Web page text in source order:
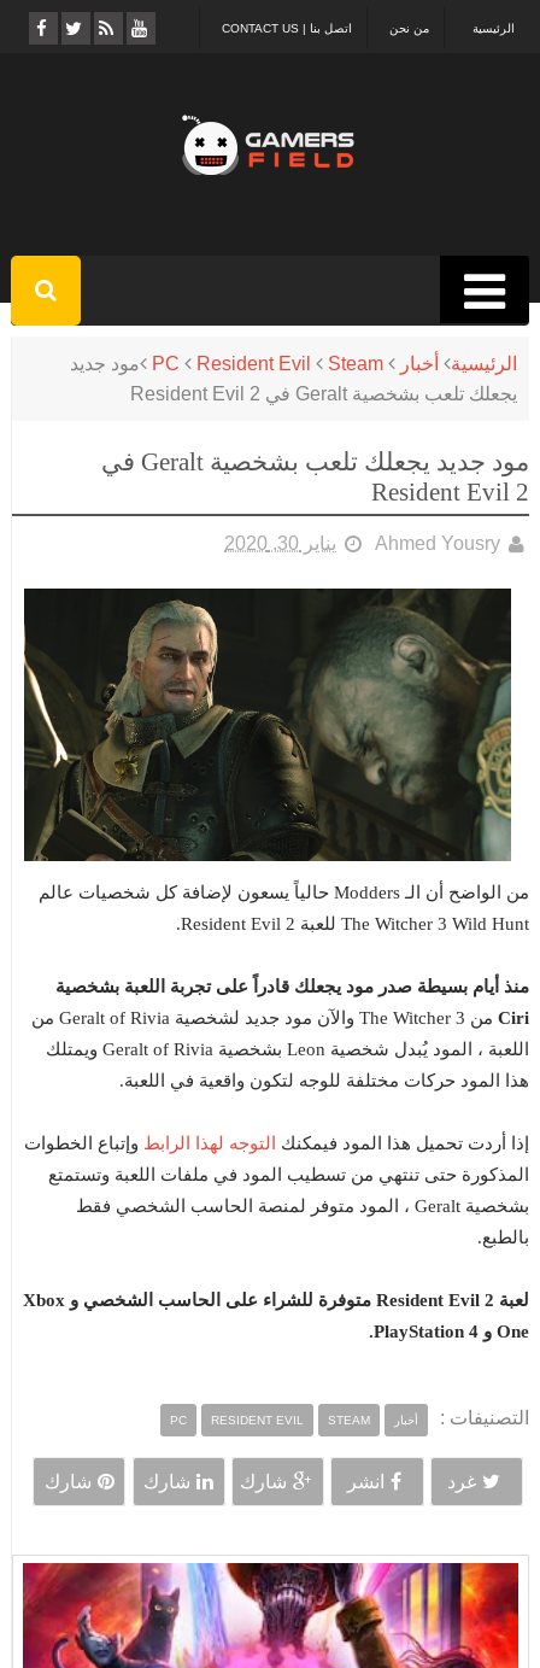
اتصل بنا | CONTACT US من نحن الرئيسية
الرئيسية أخبار PC Resident Evil Steam
مود جديد
يجعلك تلعب بشخصية Geralt في Resident Evil 2
مود جديد يجعلك تلعب بشخصية Geralt في
Resident Evil 2
Ahmed Yousry يناير 30, 2020
من الواضح أن الـ Modders حالياً يسعون لإضافة كل شخصيات عالم
The Witcher 3 Wild Hunt للعبة Resident Evil 2.
منذ أيام بسيطة صدر مود يجعلك قادراً على تجربة اللعبة بشخصية
Ciri
من The Witcher 3 والآن مود جديد لشخصية Geralt of Rivia من
اللعبة ، المود يُبدل شخصية Leon بشخصية Geralt of Rivia ويمتلك
هذا المود حركات مختلفة للوجه لتكون واقعية في اللعبة.
إذا أردت تحميل هذا المود فيمكنك التوجه لهذا الرابط وإتباع الخطوات
المذكورة حتى تنتهي من تسطيب المود في ملفات اللعبة وتستمتع
بشخصية Geralt ، المود متوفر لمنصة الحاسب الشخصي فقط
بالطبع.
لعبة Resident Evil 2 متوفرة للشراء على الحاسب الشخصي و Xbox
One و PlayStation 4.
التصنيفات : أخبار PC RESIDENT EVIL STEAM
غرد انشر شارك شارك شارك